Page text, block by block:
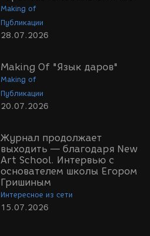
Making of
Публикации
28.07.2026
Making Of "Язык даров"
Making of
Публикации
20.07.2026
Журнал продолжает
выходить — благодаря New
Art School. Интервью с
основателем школы Егором
Гришиным
Интересное из сети
15.07.2026